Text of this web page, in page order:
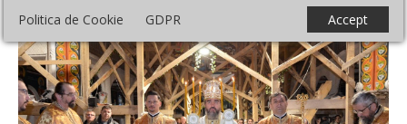
Politica de Cookie GDPR Accept